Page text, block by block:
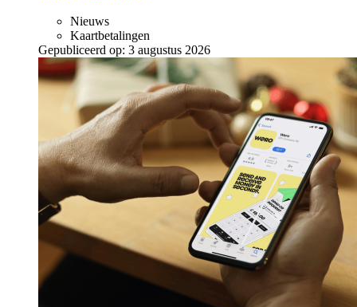
Nieuws
Kaartbetalingen
Gepubliceerd op: 3 augustus 2026